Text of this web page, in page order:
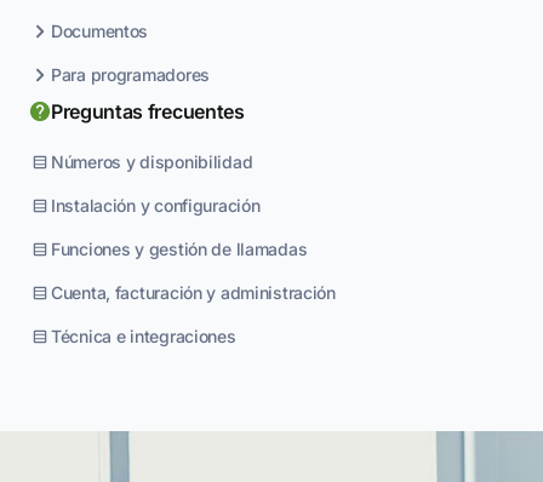
Documentos
Para programadores
Preguntas frecuentes
Números y disponibilidad
Instalación y configuración
Funciones y gestión de llamadas
Cuenta, facturación y administración
Técnica e integraciones